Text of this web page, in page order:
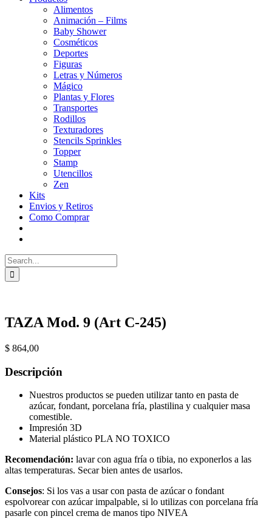
Alimentos
Animación – Films
Baby Shower
Cosméticos
Deportes
Figuras
Letras y Números
Mágico
Plantas y Flores
Transportes
Rodillos
Texturadores
Stencils Sprinkles
Topper
Stamp
Utencillos
Zen
Kits
Envios y Retiros
Como Comprar
Search
for:
TAZA Mod. 9 (Art C-245)
$ 864,00
Descripción
Nuestros productos se pueden utilizar tanto en pasta de
azúcar, fondant, porcelana fría, plastilina y cualquier masa
comestible.
Impresión 3D
Material plástico PLA NO TOXICO
Recomendación: lavar con agua fría o tibia, no exponerlos a las
altas temperaturas. Secar bien antes de usarlos.
Consejos: Si los vas a usar con pasta de azúcar o fondant
espolvorear con azúcar impalpable, si lo utilizas con porcelana fría
pasarle con pincel crema de manos tipo NIVEA